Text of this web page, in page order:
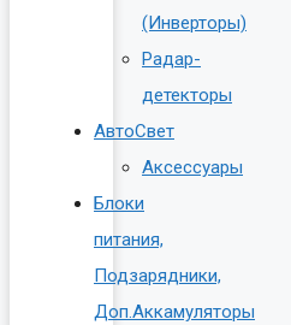
(Инверторы)
Радар-
детекторы
АвтоСвет
Аксессуары
Блоки
питания,
Подзарядники,
Доп.Аккамуляторы